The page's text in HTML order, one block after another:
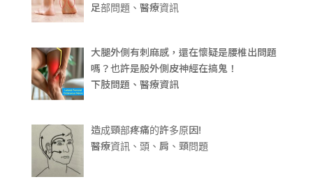
足部問題、醫療資訊
大腿外側有刺麻感，還在懷疑是腰椎出問題
嗎？也許是股外側皮神經在搞鬼！
下肢問題、醫療資訊
造成頸部疼痛的許多原因!
醫療資訊、頭、肩、頸問題